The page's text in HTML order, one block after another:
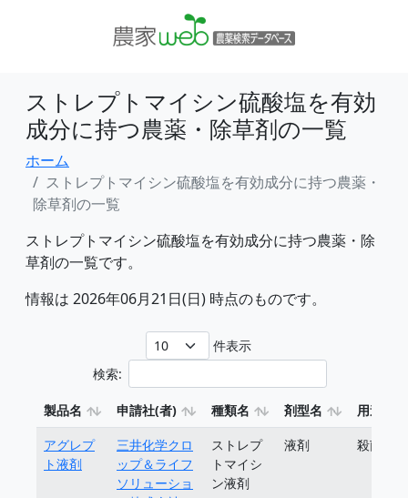
ストレプトマイシン硫酸塩を有効
成分に持つ農薬・除草剤の一覧
ホーム
ストレプトマイシン硫酸塩を有効成分に持つ農薬・
除草剤の一覧
ストレプトマイシン硫酸塩を有効成分に持つ農薬・除
草剤の一覧です。
情報は 2026年06月21日(日) 時点のものです。
件表示
検索:
製品名 申請社(者) 種類名 剤型名
用途
アグレプ
ト液剤
三井化学クロ
ップ＆ライフ
ソリューショ
ストレプ
トマイシ
ン液剤
液剤 殺菌剤